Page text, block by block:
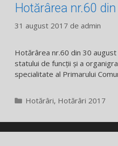
Hotărârea nr.60
31 august 2017 de admin
Hotărârea nr.60 din 30
statului de funcții și a
specialitate al Primarului
Categorii
Hotărâri, Hotărâri 2017